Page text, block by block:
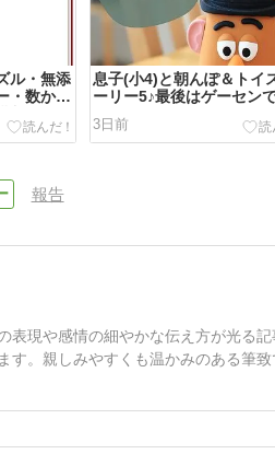
ル・無添
・数か月
入
息子(小4)と朝んぽ＆トイ
ーリー5♪最後はゲーセン
した私
3日前
報告
表現や感情の細やかな伝え方が光る
す。親しみやすくも温かみのある筆